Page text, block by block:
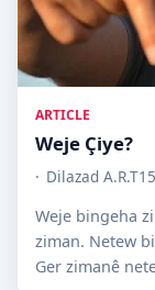
ARTICLE
Weje Çiye?
Dilazad A.R.T
Weje bingeha
ziman. Netew
Ger zimanê